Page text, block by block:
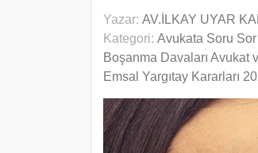
Yazar: AV.İLKAY UYAR
Kategori: Avukata Soru
Boşanma Davaları Avukat
Emsal Yargıtay Kararları